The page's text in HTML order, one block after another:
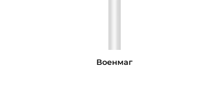
Военмаг